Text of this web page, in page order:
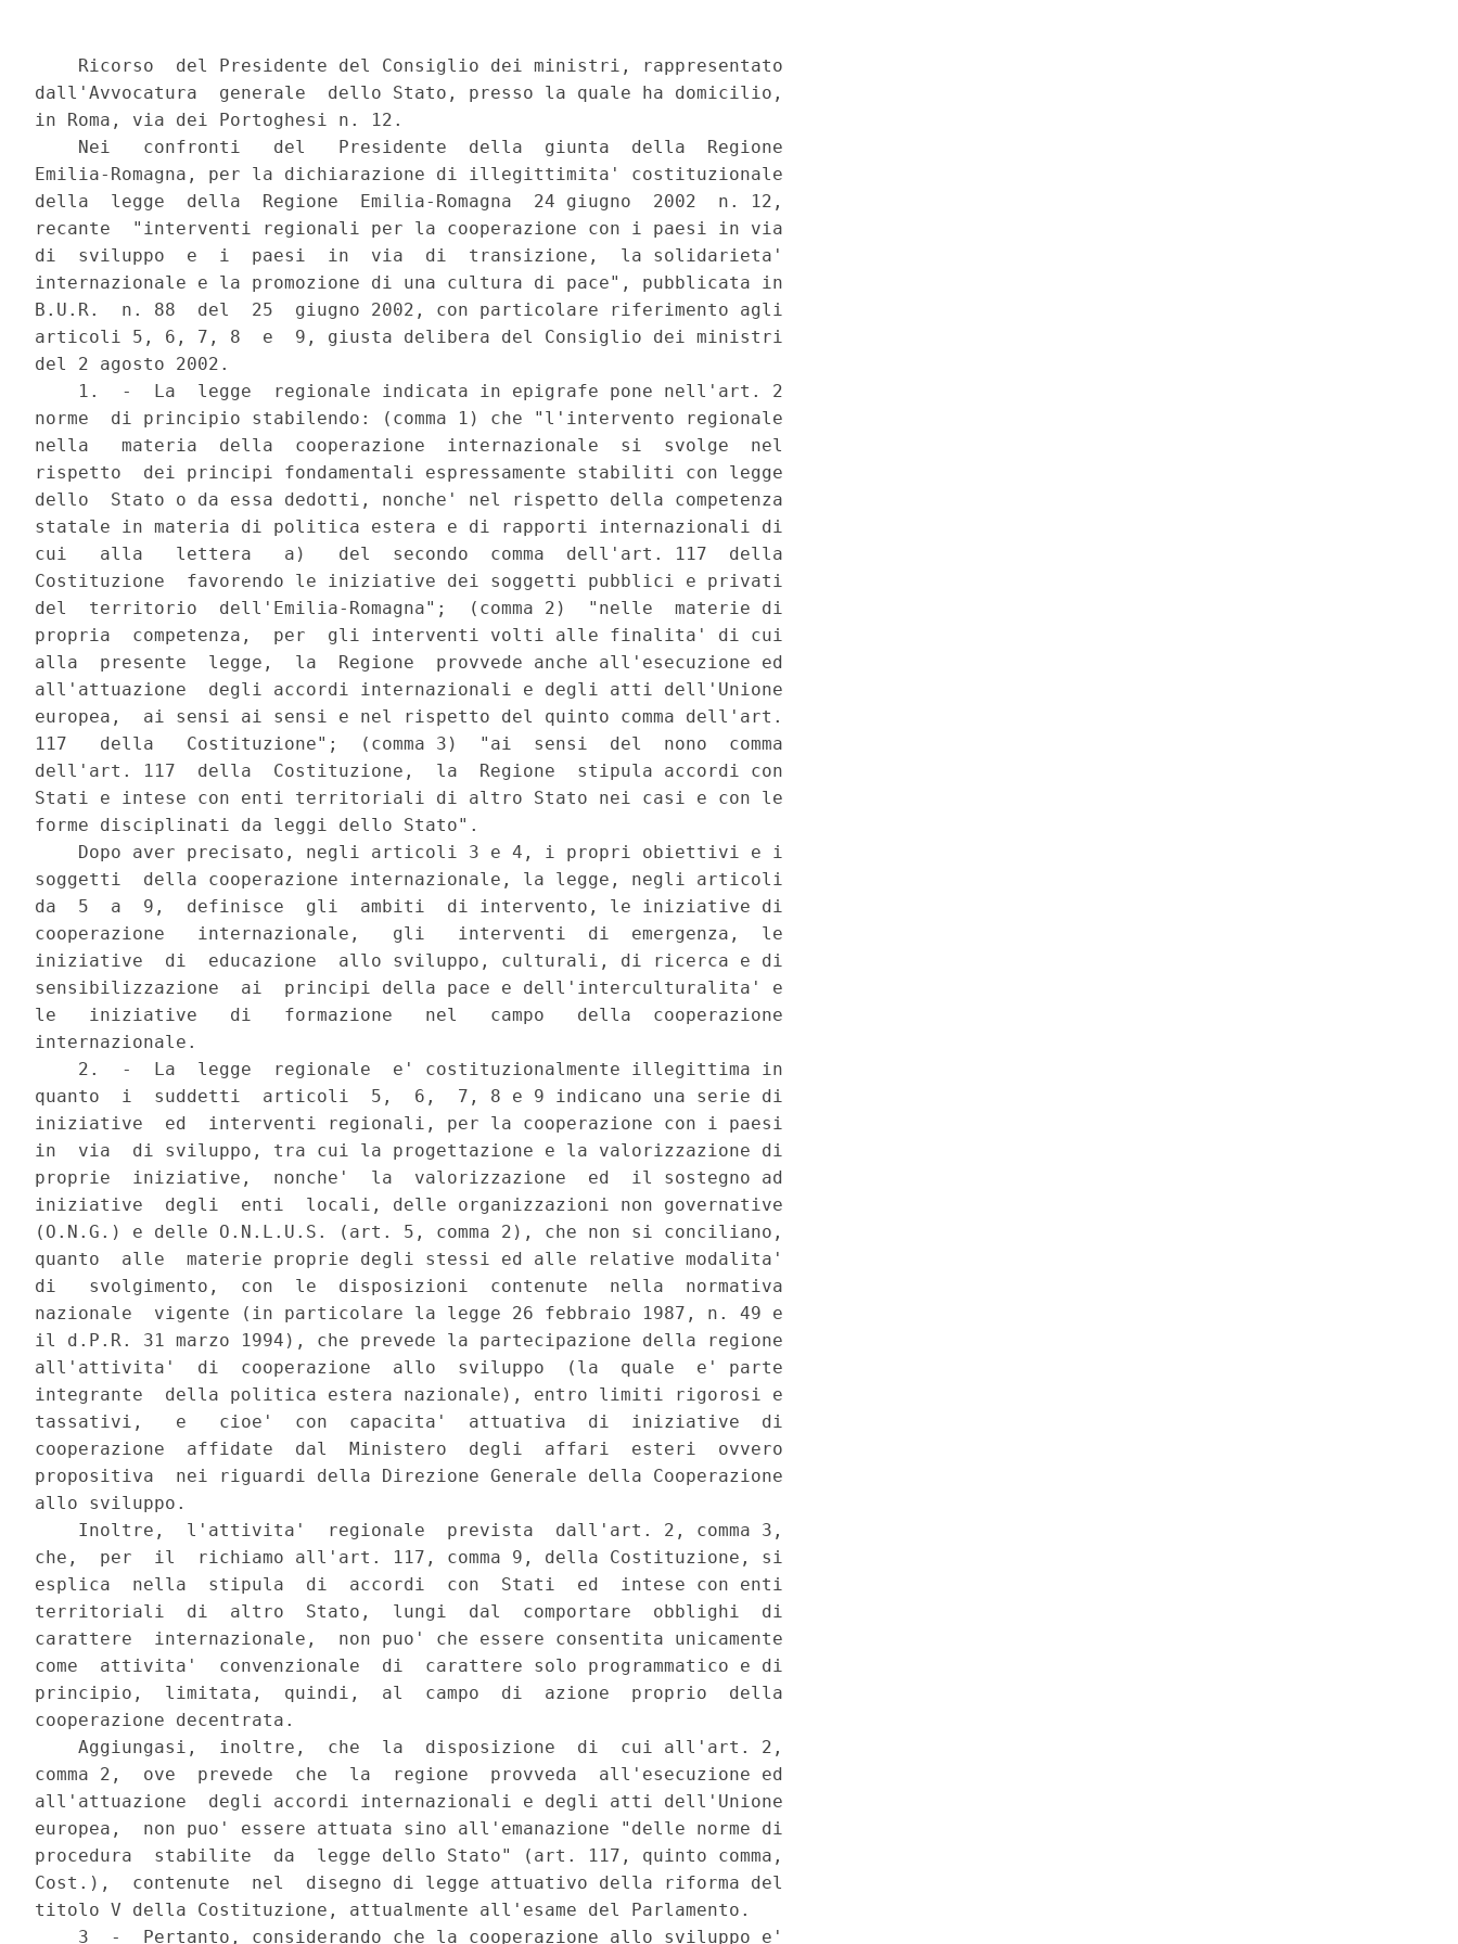
    Ricorso  del Presidente del Consiglio dei ministri, rappresentato
dall'Avvocatura  generale  dello Stato, presso la quale ha domicilio,
in Roma, via dei Portoghesi n. 12.
    Nei   confronti   del   Presidente  della  giunta  della  Regione
Emilia-Romagna, per la dichiarazione di illegittimita' costituzionale
della  legge  della  Regione  Emilia-Romagna  24 giugno  2002  n. 12,
recante  "interventi regionali per la cooperazione con i paesi in via
di  sviluppo  e  i  paesi  in  via  di  transizione,  la solidarieta'
internazionale e la promozione di una cultura di pace", pubblicata in
B.U.R.  n. 88  del  25  giugno 2002, con particolare riferimento agli
articoli 5, 6, 7, 8  e  9, giusta delibera del Consiglio dei ministri
del 2 agosto 2002.
    1.  -  La  legge  regionale indicata in epigrafe pone nell'art. 2
norme  di principio stabilendo: (comma 1) che "l'intervento regionale
nella   materia  della  cooperazione  internazionale  si  svolge  nel
rispetto  dei principi fondamentali espressamente stabiliti con legge
dello  Stato o da essa dedotti, nonche' nel rispetto della competenza
statale in materia di politica estera e di rapporti internazionali di
cui   alla   lettera   a)   del  secondo  comma  dell'art. 117  della
Costituzione  favorendo le iniziative dei soggetti pubblici e privati
del  territorio  dell'Emilia-Romagna";  (comma 2)  "nelle  materie di
propria  competenza,  per  gli interventi volti alle finalita' di cui
alla  presente  legge,  la  Regione  provvede anche all'esecuzione ed
all'attuazione  degli accordi internazionali e degli atti dell'Unione
europea,  ai sensi ai sensi e nel rispetto del quinto comma dell'art.
117   della   Costituzione";  (comma 3)  "ai  sensi  del  nono  comma
dell'art. 117  della  Costituzione,  la  Regione  stipula accordi con
Stati e intese con enti territoriali di altro Stato nei casi e con le
forme disciplinati da leggi dello Stato".
    Dopo aver precisato, negli articoli 3 e 4, i propri obiettivi e i
soggetti  della cooperazione internazionale, la legge, negli articoli
da  5  a  9,  definisce  gli  ambiti  di intervento, le iniziative di
cooperazione   internazionale,   gli   interventi  di  emergenza,  le
iniziative  di  educazione  allo sviluppo, culturali, di ricerca e di
sensibilizzazione  ai  principi della pace e dell'interculturalita' e
le   iniziative   di   formazione   nel   campo   della  cooperazione
internazionale.
    2.  -  La  legge  regionale  e' costituzionalmente illegittima in
quanto  i  suddetti  articoli  5,  6,  7, 8 e 9 indicano una serie di
iniziative  ed  interventi regionali, per la cooperazione con i paesi
in  via  di sviluppo, tra cui la progettazione e la valorizzazione di
proprie  iniziative,  nonche'  la  valorizzazione  ed  il sostegno ad
iniziative  degli  enti  locali, delle organizzazioni non governative
(O.N.G.) e delle O.N.L.U.S. (art. 5, comma 2), che non si conciliano,
quanto  alle  materie proprie degli stessi ed alle relative modalita'
di   svolgimento,  con  le  disposizioni  contenute  nella  normativa
nazionale  vigente (in particolare la legge 26 febbraio 1987, n. 49 e
il d.P.R. 31 marzo 1994), che prevede la partecipazione della regione
all'attivita'  di  cooperazione  allo  sviluppo  (la  quale  e' parte
integrante  della politica estera nazionale), entro limiti rigorosi e
tassativi,   e   cioe'  con  capacita'  attuativa  di  iniziative  di
cooperazione  affidate  dal  Ministero  degli  affari  esteri  ovvero
propositiva  nei riguardi della Direzione Generale della Cooperazione
allo sviluppo.
    Inoltre,  l'attivita'  regionale  prevista  dall'art. 2, comma 3,
che,  per  il  richiamo all'art. 117, comma 9, della Costituzione, si
esplica  nella  stipula  di  accordi  con  Stati  ed  intese con enti
territoriali  di  altro  Stato,  lungi  dal  comportare  obblighi  di
carattere  internazionale,  non puo' che essere consentita unicamente
come  attivita'  convenzionale  di  carattere solo programmatico e di
principio,  limitata,  quindi,  al  campo  di  azione  proprio  della
cooperazione decentrata.
    Aggiungasi,  inoltre,  che  la  disposizione  di  cui all'art. 2,
comma 2,  ove  prevede  che  la  regione  provveda  all'esecuzione ed
all'attuazione  degli accordi internazionali e degli atti dell'Unione
europea,  non puo' essere attuata sino all'emanazione "delle norme di
procedura  stabilite  da  legge dello Stato" (art. 117, quinto comma,
Cost.),  contenute  nel  disegno di legge attuativo della riforma del
titolo V della Costituzione, attualmente all'esame del Parlamento.
    3  -  Pertanto, considerando che la cooperazione allo sviluppo e'